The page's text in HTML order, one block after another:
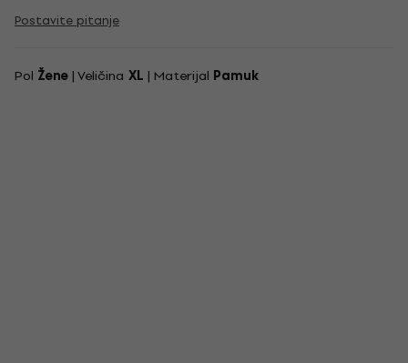
Postavite pitanje
Pol Žene | Veličina XL | Materijal Pamuk